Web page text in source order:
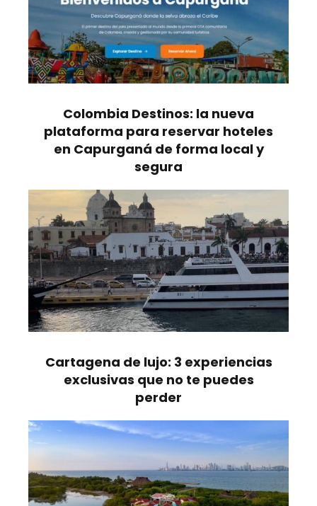
Colombia Destinos: la nueva
plataforma para reservar hoteles
en Capurganá de forma local y
segura
Cartagena de lujo: 3 experiencias
exclusivas que no te puedes
perder